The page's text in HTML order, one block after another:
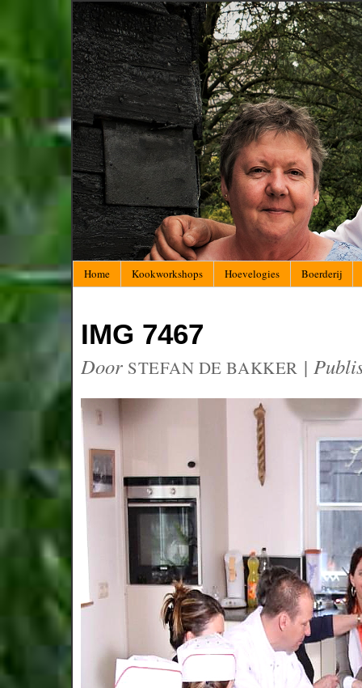
Home Kookworkshops Hoevelogies Boerderij
IMG 7467
Door STEFAN DE BAKKER |